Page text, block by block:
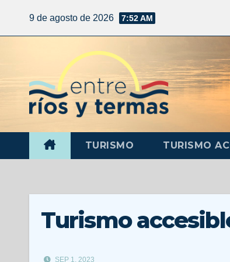
9 de agosto de 2026 7:52 AM
TURISMO TURISMO
Turismo
SEP 1, 2023